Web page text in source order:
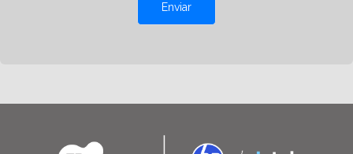
Enviar